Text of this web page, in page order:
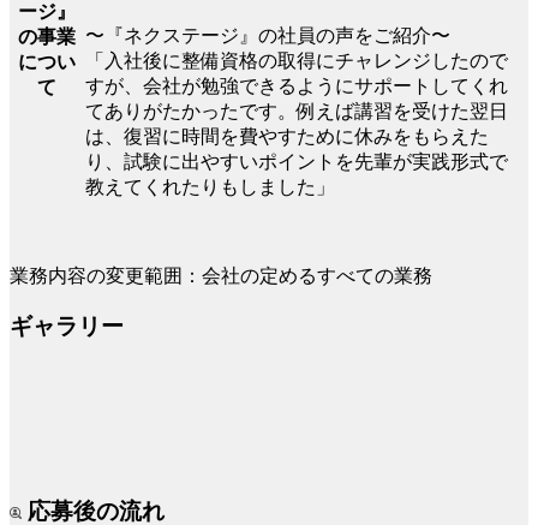
ージ』
の事業
につい
て
〜『ネクステージ』の社員の声をご紹介〜
「入社後に整備資格の取得にチャレンジしたので
すが、会社が勉強できるようにサポートしてくれ
てありがたかったです。例えば講習を受けた翌日
は、復習に時間を費やすために休みをもらえた
り、試験に出やすいポイントを先輩が実践形式で
教えてくれたりもしました」
業務内容の変更範囲：会社の定めるすべての業務
ギャラリー
応募後の流れ